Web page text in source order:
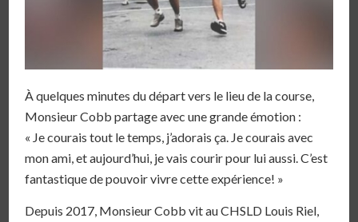
À quelques minutes du départ vers le lieu de la course,
Monsieur Cobb partage avec une grande émotion :
« Je courais tout le temps, j’adorais ça. Je courais avec
mon ami, et aujourd’hui, je vais courir pour lui aussi. C’est
fantastique de pouvoir vivre cette expérience! »
Depuis 2017, Monsieur Cobb vit au CHSLD Louis Riel,